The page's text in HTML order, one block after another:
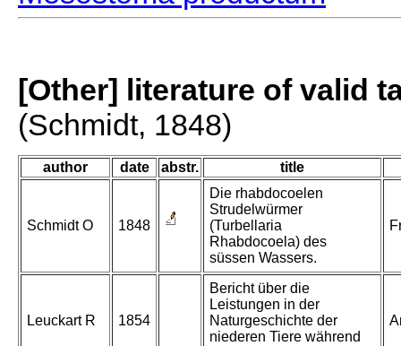
[Other] literature of valid
(Schmidt, 1848)
author date abstr. title
Schmidt O 1848
Die rhabdocoelen
Strudelwürmer
(Turbellaria
Rhabdocoela) des
süssen Wassers.
Leuckart R 1854
Bericht über die
Leistungen in der
Naturgeschichte der
niederen Tiere während